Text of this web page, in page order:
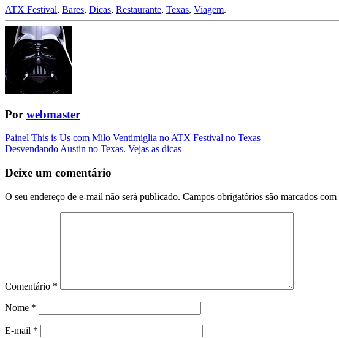
ATX Festival, Bares, Dicas, Restaurante, Texas, Viagem.
Por webmaster
Navegação
da
Postagem
Painel This is Us com Milo Ventimiglia no ATX Festival no Texas
Desvendando Austin no Texas. Vejas as dicas
Deixe um comentário
O seu endereço de e-mail não será publicado. Campos obrigatórios são marcados com
Comentário *
Nome *
E-mail *